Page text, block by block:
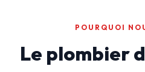
POURQUOI
Le plombier